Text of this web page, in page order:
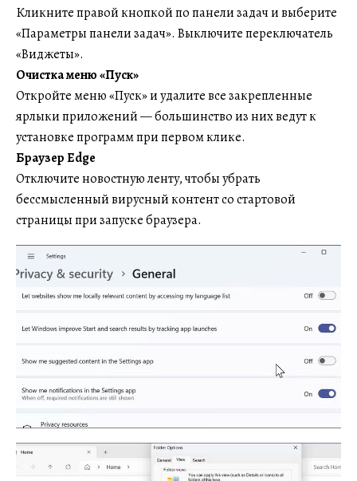
Кликните правой кнопкой по панели задач и выберите
«Параметры панели задач». Выключите переключатель
«Виджеты».
Очистка меню «Пуск»
Откройте меню «Пуск» и удалите все закрепленные
ярлыки приложений — большинство из них ведут к
установке программ при первом клике.
Браузер Edge
Отключите новостную ленту, чтобы убрать
бессмысленный вирусный контент со стартовой
страницы при запуске браузера.